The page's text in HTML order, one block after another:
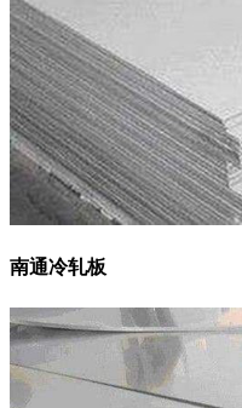
南通冷轧板